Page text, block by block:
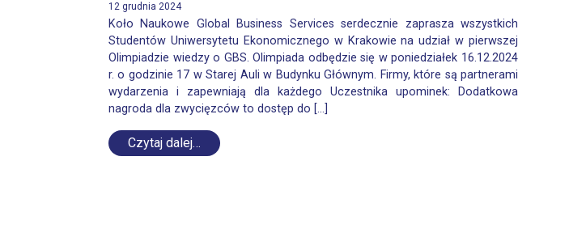
12 grudnia 2024
Koło Naukowe Global Business Services serdecznie zaprasza wszystkich
Studentów Uniwersytetu Ekonomicznego w Krakowie na udział w pierwszej
Olimpiadzie wiedzy o GBS. Olimpiada odbędzie się w poniedziałek 16.12.2024
r. o godzinie 17 w Starej Auli w Budynku Głównym. Firmy, które są partnerami
wydarzenia i zapewniają dla każdego Uczestnika upominek: Dodatkowa
nagroda dla zwycięzców to dostęp do […]
Czytaj dalej…